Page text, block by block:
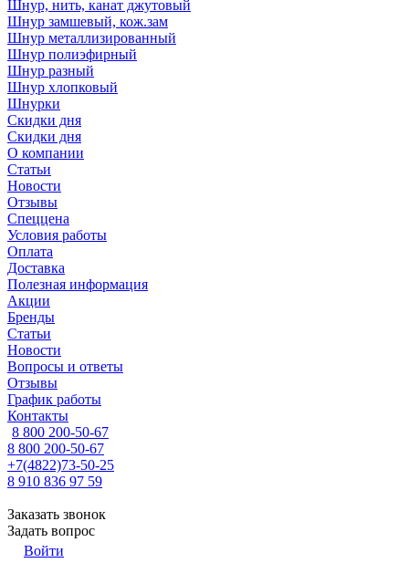
Шнур, нить, канат джутовый
Шнур замшевый, кож.зам
Шнур металлизированный
Шнур полиэфирный
Шнур разный
Шнур хлопковый
Шнурки
Скидки дня
Скидки дня
О компании
Статьи
Новости
Отзывы
Спеццена
Условия работы
Оплата
Доставка
Полезная информация
Акции
Бренды
Статьи
Новости
Вопросы и ответы
Отзывы
График работы
Контакты
8 800 200-50-67
8 800 200-50-67
+7(4822)73-50-25
8 910 836 97 59
Заказать звонок
Задать вопрос
Войти